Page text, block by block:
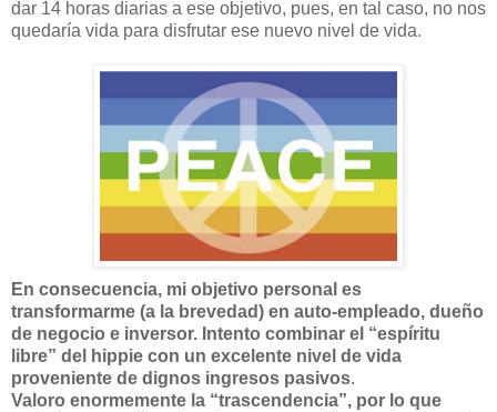
dar 14 horas diarias a ese objetivo, pues, en tal caso, no nos
quedaría vida para disfrutar ese nuevo nivel de vida.
En consecuencia, mi objetivo personal es
transformarme (a la brevedad) en auto-empleado, dueño
de negocio e inversor. Intento combinar el “espíritu
libre” del hippie con un excelente nivel de vida
proveniente de dignos ingresos pasivos.
Valoro enormemente la “trascendencia”, por lo que